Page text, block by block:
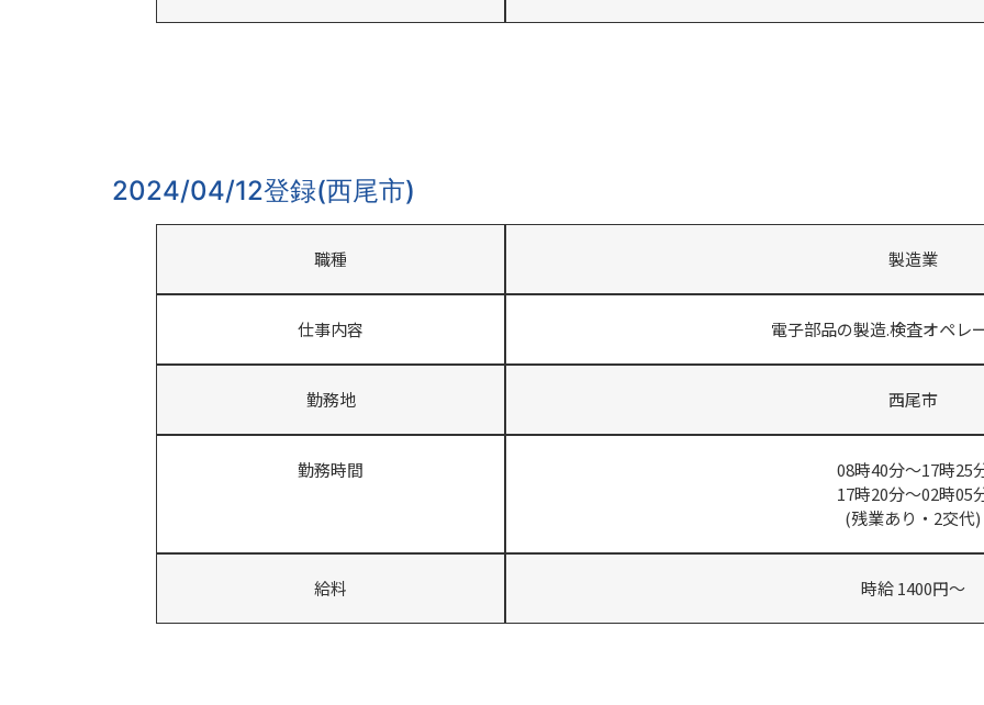
2024/04/12登録(西尾市)
職種 製造業
仕事内容 電子部品の製造.検査オペレ
勤務地 西尾市
勤務時間
08時40分～17時25
17時20分～02時05
(残業あり・2交代)
給料 時給 1400円～